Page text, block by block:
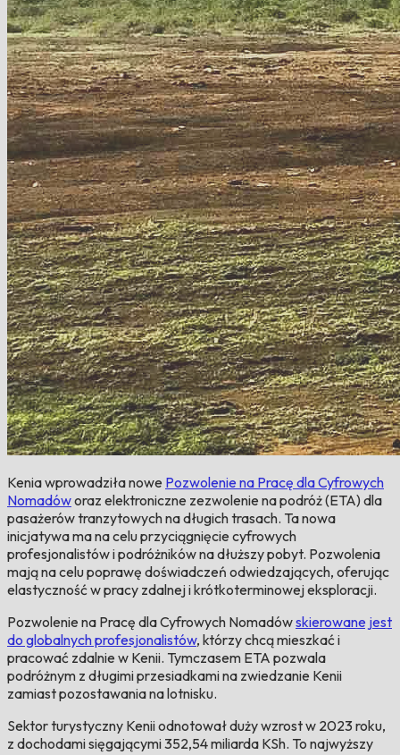
Kenia wprowadziła nowe Pozwolenie na Pracę dla Cyfrowych
Nomadóworaz elektroniczne zezwolenie na podróż (ETA) dla
pasażerów tranzytowych na długich trasach. Ta nowa
inicjatywa ma na celu przyciągnięcie cyfrowych
profesjonalistów i podróżników na dłuższy pobyt. Pozwolenia
mają na celu poprawę doświadczeń odwiedzających, oferując
elastyczność w pracy zdalnej i krótkoterminowej eksploracji.
Pozwolenie na Pracę dla Cyfrowych Nomadówskierowane jest
do globalnych profesjonalistów, którzy chcą mieszkać i
pracować zdalnie w Kenii. Tymczasem ETA pozwala
podróżnym z długimi przesiadkami na zwiedzanie Kenii
zamiast pozostawania na lotnisku.
Sektor turystyczny Kenii odnotował duży wzrost w 2023 roku,
z dochodami sięgającymi 352,54 miliarda KSh. To najwyższy